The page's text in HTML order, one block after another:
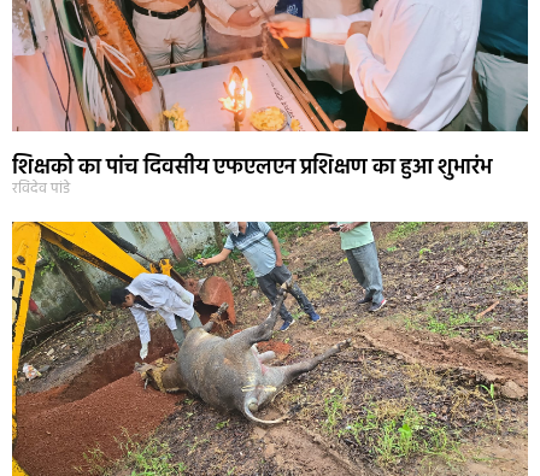
शिक्षको का पांच दिवसीय एफएलएन प्रशिक्षण का हुआ शुभारंभ
रविदेव पांडे